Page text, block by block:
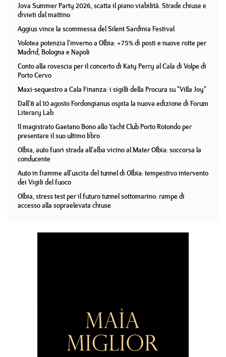
Jova Summer Party 2026, scatta il piano viabilità. Strade chiuse e
divieti dal mattino
Aggius vince la scommessa del Silent Sardinia Festival
Volotea potenzia l'inverno a Olbia: +75% di posti e nuove rotte per
Madrid, Bologna e Napoli
Conto alla rovescia per il concerto di Katy Perry al Cala di Volpe di
Porto Cervo
Maxi-sequestro a Cala Finanza: i sigilli della Procura su "Villa Joy"
Dall'8 al 10 agosto Fordongianus ospita la nuova edizione di Forum
Literary Lab
Il magistrato Gaetano Bono allo Yacht Club Porto Rotondo per
presentare il suo ultimo libro
Olbia, auto fuori strada all'alba vicino al Mater Olbia: soccorsa la
conducente
Auto in fiamme all'uscita del tunnel di Olbia: tempestivo intervento
dei Vigili del fuoco
Olbia, stress test per il futuro tunnel sottomarino: rampe di
accesso alla sopraelevata chiuse